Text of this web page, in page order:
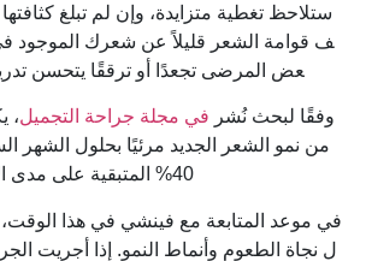
ستلاحظ تغطية متزايدة، وإن لم تبلغ كثافتها
ف قوامة الشعر قليلاً عن شعرك الموجود
عض المرضى تجعدًا أو ترققًا يتحسن
وفقًا لبحث نُشر في مجلة جراحة التجميل
من نمو الشعر الجديد مرئيًا بحلول الشهر
40% المتبقية على مدى الأشهر الستة التالية.
في موعد المتابعة مع فينشي في هذا
ل نجاة الطعوم وأنماط النمو. إذا أجريت